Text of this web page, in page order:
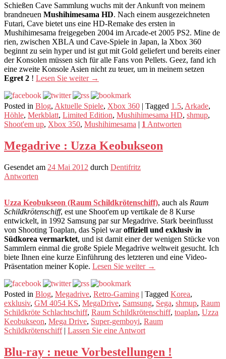
Schießen Cave Sammlung wuchs mit der Ankunft von meinem
brandneuen Mushihimesama HD. Nach einem ausgezeichneten
Futari, Cave bietet uns eine HD-Remake des ersten in
Mushihimesama freigegeben 2004 im Arcade-et 2005 PS2. Mine de
rien, zwischen XBLA und Cave-Spiele in Japan, la Xbox 360
beginnt zu sein hyper und ist gut mit Gold geliefert und bereits einer
der Konsolen müssen sich für alle Fans von Pellets. Geez, fand ich
eine zweite Konsole Asien nicht zu teuer, um in meinem setzen
Egret 2 ! Lesen Sie weiter →
Posted in Blog, Aktuelle Spiele, Xbox 360 | Tagged 1.5, Arkade,
Höhle, Merkblatt, Limited Edition, Mushihimesama HD, shmup,
Shoot'em up, Xbox 350, Mushihimesama | 1 Antworten
Megadrive : Uzza Keobukseon
Gesendet am 24 Mai 2012 durch Dentifritz
Antworten
Uzza Keobukseon (Raum Schildkrötenschiff), auch als Raum
Schildkrötenschiff, est une Shoot'em up vertikale de 8 Kurse
entwickelt, in 1992 Samsung par sur Megadrive. Stark beeinflusst
von Shooting Toaplan, das Spiel waroffiziell und exklusiv in
Südkorea vermarktet, und ist damit einer der wenigen Stücke von
Sammlern einmal die große Spiele Megadrive weltweit gesucht. Ich
biete Ihnen eine kurze Einführung des letzteren und eine Video-
Präsentation meiner Kopie. Lesen Sie weiter →
Posted in Blog, Megadrive, Retro-Gaming | Tagged Korea,
exklusiv, GM 4054 KS, MegaDrive, Samsung, Sega, shmup, Raum
Schildkröte Schlachtschiff, Raum Schildkrötenschiff, toaplan, Uzza
Keobukseon, Mega Drive, Super-gemboyi, Raum
Schildkrötenschiff | Lassen Sie eine Antwort
Blu-ray : neue Vorbestellungen !